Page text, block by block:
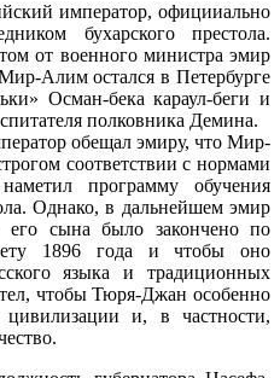
император, официиально
бухарского престола.
от военного министра эмир
Алим остался в Петербурге
Осман-бека караул-беги и
полковника Демина.
обещал эмиру, что Мир-
соответствии с нормами
программу обучения
Однако, в дальнейшем эмир
его сына было закончено по
1896 года и чтобы оно
языка и традиционных
чтобы Тюря-Джан особенно
и, в частности,